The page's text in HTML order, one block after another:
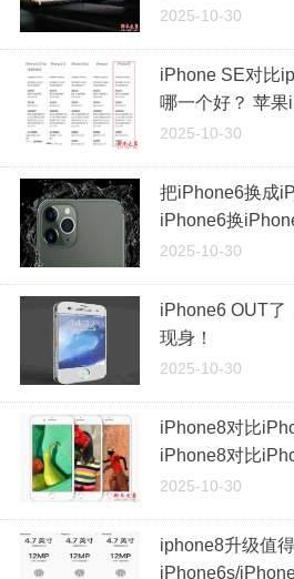
2025-10-30
iPhone SE对比
哪一个好？ 苹
转
2025-10-30
把iPhone6换成
iPhone6换
2025-10-30
iPhone6 OUT了
现身！
2025-10-30
iPhone8对比
iPhone8对比
2025-10-30
iphone8升级值
iPhone6s/